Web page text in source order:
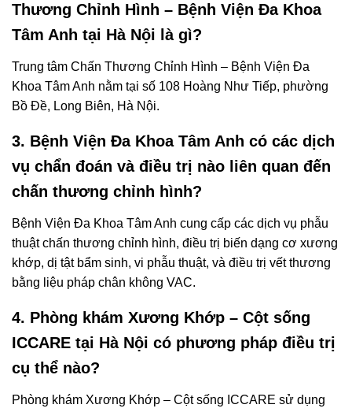
Thương Chỉnh Hình – Bệnh Viện Đa Khoa
Tâm Anh tại Hà Nội là gì?
Trung tâm Chấn Thương Chỉnh Hình – Bệnh Viện Đa
Khoa Tâm Anh nằm tại số 108 Hoàng Như Tiếp, phường
Bồ Đề, Long Biên, Hà Nội.
3. Bệnh Viện Đa Khoa Tâm Anh có các dịch
vụ chẩn đoán và điều trị nào liên quan đến
chấn thương chỉnh hình?
Bệnh Viện Đa Khoa Tâm Anh cung cấp các dịch vụ phẫu
thuật chấn thương chỉnh hình, điều trị biến dạng cơ xương
khớp, dị tật bẩm sinh, vi phẫu thuật, và điều trị vết thương
bằng liệu pháp chân không VAC.
4. Phòng khám Xương Khớp – Cột sống
ICCARE tại Hà Nội có phương pháp điều trị
cụ thể nào?
Phòng khám Xương Khớp – Cột sống ICCARE sử dụng